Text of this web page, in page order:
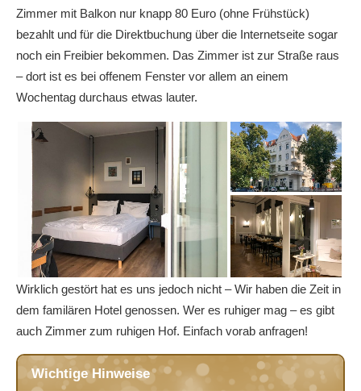
Zimmer mit Balkon nur knapp 80 Euro (ohne Frühstück)
bezahlt und für die Direktbuchung über die Internetseite sogar
noch ein Freibier bekommen. Das Zimmer ist zur Straße raus
– dort ist es bei offenem Fenster vor allem an einem
Wochentag durchaus etwas lauter.
Wirklich gestört hat es uns jedoch nicht – Wir haben die Zeit in
dem familären Hotel genossen. Wer es ruhiger mag – es gibt
auch Zimmer zum ruhigen Hof. Einfach vorab anfragen!
Wichtige Hinweise